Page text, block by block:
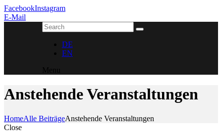
FacebookInstagram
E-Mail
DE
EN
Menu
Anstehende Veranstaltungen
HomeAlle BeiträgeAnstehende Veranstaltungen
Close